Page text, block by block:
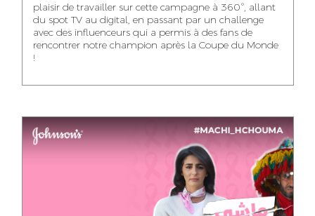
MERYEM OUALHAN
TRAFFIC MANAGER
JABRI AHMED
GRAPHIC
DESIGNER
WISSAL KHALIFI
INFLUENCE
MANAGER
HOUMALY
ILYASS EL ADANI
ART DIRECTOR
MAHA SAKOUT
HEAD OF SOCIAL &
CONTENT
plaisir de travailler sur cette campagne à 360°, allant
du spot TV au digital, en passant par un challenge
avec des influenceurs qui a permis à des fans de
rencontrer notre champion après la Coupe du Monde
!